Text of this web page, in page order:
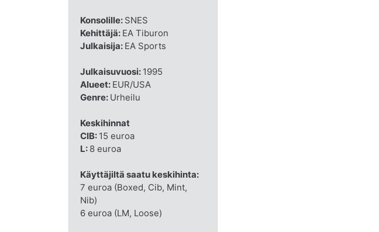
Konsolille: SNES
Kehittäjä: EA Tiburon
Julkaisija: EA Sports
Julkaisuvuosi: 1995
Alueet: EUR/USA
Genre: Urheilu
Keskihinnat
CIB: 15 euroa
L: 8 euroa
Käyttäjiltä saatu keskihinta:
7 euroa (Boxed, Cib, Mint,
Nib)
6 euroa (LM, Loose)